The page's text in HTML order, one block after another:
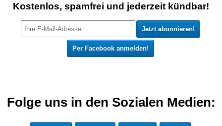
Kostenlos, spamfrei und jederzeit kündbar!
Per Facebook anmelden!
Folge uns in den Sozialen Medien: